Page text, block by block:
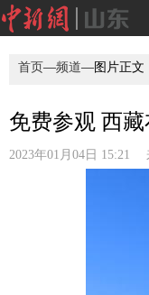
首页—频道—图片正文
免费参观 西
2023年01月04日 15:21